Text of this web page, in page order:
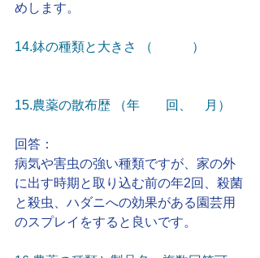
めします。
14.鉢の種類と大きさ （　　　）
15.農薬の散布歴 （年　　回、　月）
回答：
病気や害虫の強い種類ですが、家の外
に出す時期と取り込む前の年2回、殺菌
と殺虫、ハダニへの効果がある園芸用
のスプレイをすると良いです。